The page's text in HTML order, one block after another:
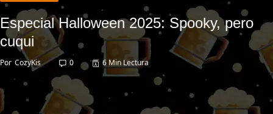
Especial Halloween 2025: Spooky, pero
cuqui
Por CozyKis 0 6 Min Lectura